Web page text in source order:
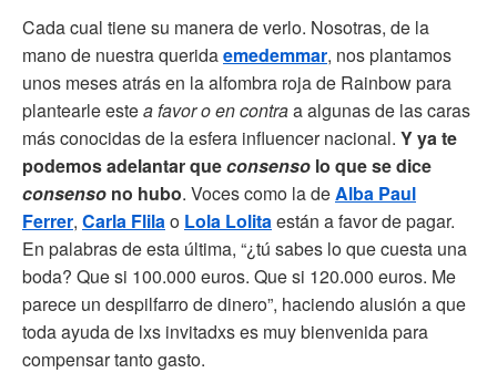
Cada cual tiene su manera de verlo. Nosotras, de la
mano de nuestra queridaemedemmar, nos plantamos
unos meses atrás en la alfombra roja de Rainbow para
plantearle estea favor o en contraa algunas de las caras
más conocidas de la esfera influencer nacional. Y ya te
podemos adelantar queconsenso lo que se dice
consenso no hubo. Voces como la deAlba Paul
Ferrer, Carla Flilao Lola Lolitaestán a favor de pagar.
En palabras de esta última, “¿tú sabes lo que cuesta una
boda? Que si 100.000 euros. Que si 120.000 euros. Me
parece un despilfarro de dinero”, haciendo alusión a que
toda ayuda de lxs invitadxs es muy bienvenida para
compensar tanto gasto.